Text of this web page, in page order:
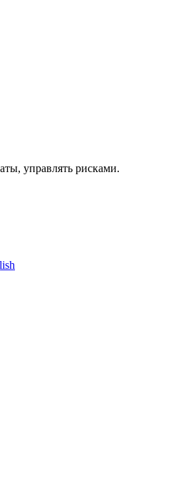
управлять рисками.